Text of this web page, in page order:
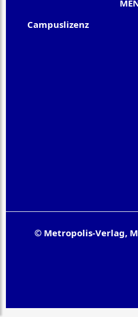
Campuslizenz
© Metropolis-Verlag,